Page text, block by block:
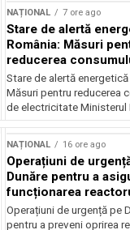
NAȚIONAL 7 ore ago
Stare de alertă
România: Măsuri
reducerea
electricitate
Stare de alertă energetică
Măsuri pentru reducerea
de electricitate Ministerul
NAȚIONAL 16 ore ago
Operațiuni de
Dunăre pentru a
funcționarea
la Cernavodă
Operațiuni de urgență pe
pentru a preveni oprirea